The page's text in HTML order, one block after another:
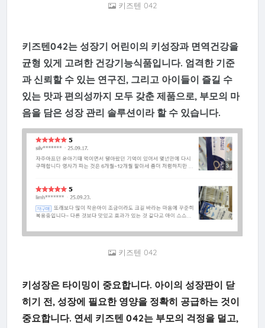
키즈텐 042
키즈텐042는 성장기 어린이의 키성장과 면역건강을
균형 있게 고려한 건강기능식품입니다. 엄격한 기준
과 신뢰할 수 있는 연구진, 그리고 아이들이 즐길 수
있는 맛과 편의성까지 모두 갖춘 제품으로, 부모의 마
음을 담은 성장 관리 솔루션이라 할 수 있습니다.
키즈텐 042
키성장은 타이밍이 중요합니다. 아이의 성장판이 닫
히기 전, 성장에 필요한 영양을 정확히 공급하는 것이
중요합니다. 연세 키즈텐 042는 부모의 걱정을 덜고,